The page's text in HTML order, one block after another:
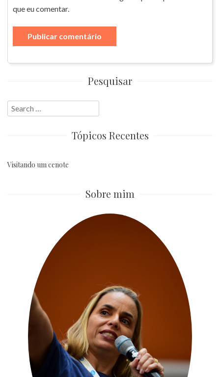
que eu comentar.
Pesquisar
Search
for:
Tópicos Recentes
Visitando um cenote
Sobre mim